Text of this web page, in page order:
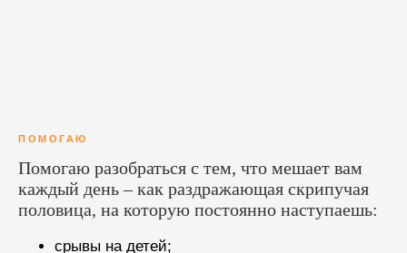
ПОМОГАЮ
Помогаю разобраться с тем, что мешает вам
каждый день – как раздражающая скрипучая
половица, на которую постоянно наступаешь:
срывы на детей;